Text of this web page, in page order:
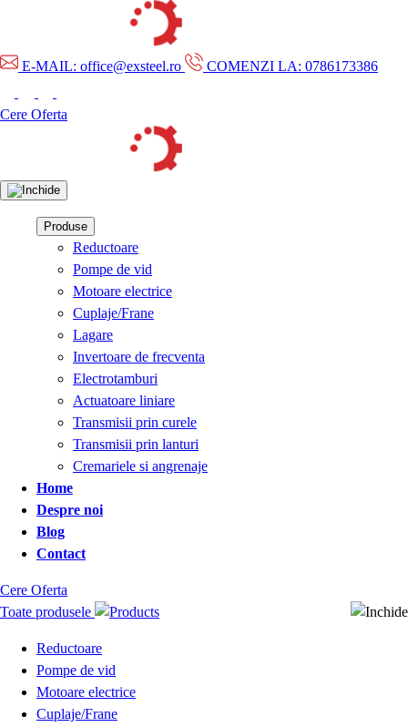
E-MAIL: office@exsteel.ro COMENZI LA: 0786173386
Cere Oferta
Produse
Reductoare
Pompe de vid
Motoare electrice
Cuplaje/Frane
Lagare
Invertoare de frecventa
Electrotamburi
Actuatoare liniare
Transmisii prin curele
Transmisii prin lanturi
Cremariele si angrenaje
Home
Despre noi
Blog
Contact
Cere Oferta
Toate produsele
Reductoare
Pompe de vid
Motoare electrice
Cuplaje/Frane